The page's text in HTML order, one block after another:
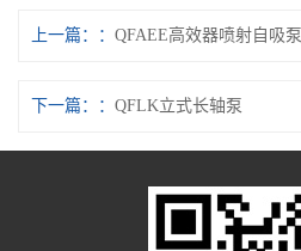
上一篇： QFAEE高效器喷射自吸泵
下一篇： QFLK立式长轴泵